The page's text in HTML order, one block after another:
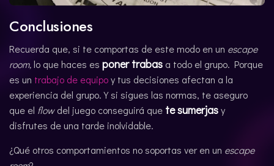
Conclusiones
Recuerda que, si te comportas de este modo en un escape
room,lo que haces es poner trabas a todo el grupo. Porque
es un trabajo de equipoy tus decisiones afectan a la
experiencia del grupo. Y si sigues las normas, te aseguro
que el flowdel juego conseguirá que te sumerjasy
disfrutes de una tarde inolvidable.
¿Qué otros comportamientos no soportas ver en un escape